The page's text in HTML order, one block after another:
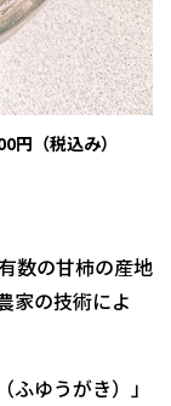
（税込み）
数の甘柿の産地
家の技術によ
ゆうがき）」